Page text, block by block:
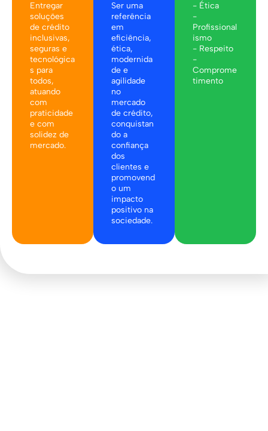
Entregar
soluções
de crédito
inclusivas,
seguras e
tecnológica
s para
todos,
atuando
com
praticidade
e com
solidez de
mercado.
Ser uma
referência
em
eficiência,
ética,
modernida
de e
agilidade
no
mercado
de crédito,
conquistan
do a
confiança
dos
clientes e
promovend
o um
impacto
positivo na
sociedade.
- Ética
-
Profissional
ismo
- Respeito
-
Comprome
timento